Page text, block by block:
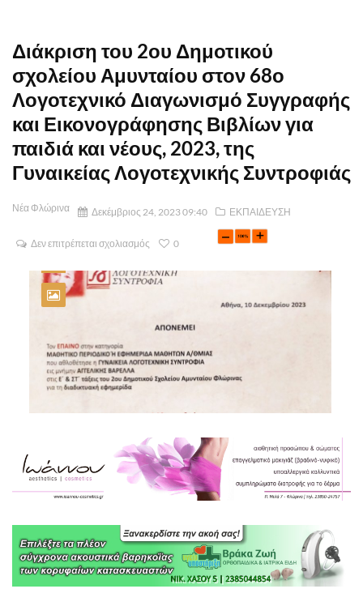
Διάκριση του 2ου Δημοτικού
σχολείου Αμυνταίου στον 68ο
Λογοτεχνικό Διαγωνισμό Συγγραφής
και Εικονογράφησης Βιβλίων για
παιδιά και νέους, 2023, της
Γυναικείας Λογοτεχνικής Συντροφιάς
Νέα Φλώρινα Δεκέμβριος 24, 2023 09:40 ΕΚΠΑΙΔΕΥΣΗ
Δεν επιτρέπεται σχολιασμός 0